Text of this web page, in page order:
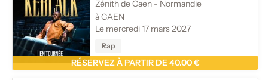
Zénith de Caen - Normandie
à CAEN
Le mercredi 17 mars 2027
Rap
RÉSERVEZ À PARTIR DE 40.00 €